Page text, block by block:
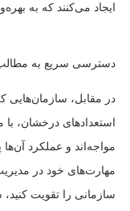
ایجاد می‌کنند که به
دسترسی سریع به
در مقابل، سازمان‌هایی
استعدادهای درخشان،
مواجه‌اند و عملکرد آن‌ها
مهارت‌های خود در
سازمانی را تقویت